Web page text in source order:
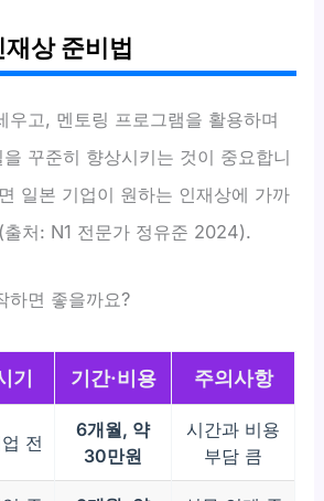
상 준비법
우고, 멘토링 프로그램을 활용하며
꾸준히 향상시키는 것이 중요합니
일본 기업이 원하는 인재상에 가까
처: N1 전문가 정유준 2024).
하면 좋을까요?
기 기간·비용 주의사항
전
6개월, 약
30만원
시간과 비용
부담 큼